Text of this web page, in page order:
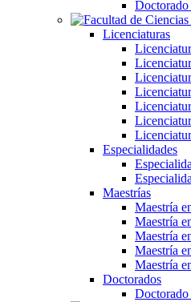
Doctorado
Licenciaturas
Especialidades
Maestrías
Maestría
Maestría
Maestría
Maestría
Maestría
Doctorados